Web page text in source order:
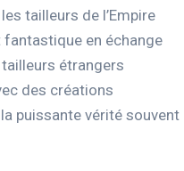
tailleurs de l’Empire
en échange
tailleurs étrangers
des créations
puissante vérité souvent